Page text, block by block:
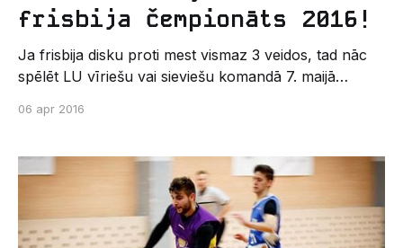
frisbija čempionāts 2016!
Ja frisbija disku proti mest vismaz 3 veidos, tad nāc
spēlēt LU vīriešu vai sieviešu komandā 7. maijā
līdz 8. aprīlim, lai paspētu uz pirmo koptreniņu,
valdis-g@inbox.lv
06 apr 2016